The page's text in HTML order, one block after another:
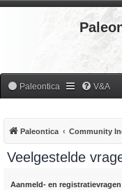
Paleontica V&A
Paleontica Community
Veelgestelde
Aanmeld- en registratievragen